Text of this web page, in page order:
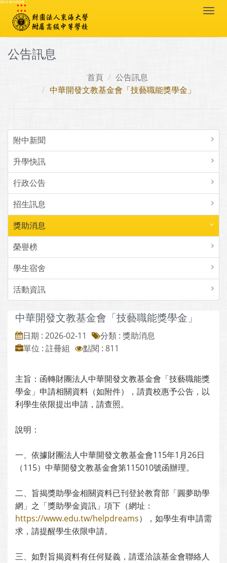
跳到主要內容區塊
:::
公告訊息
首頁
公告訊息
中華開發文教基金會「技藝職能獎學金」
附中新聞
升學快訊
行政公告
招生訊息
獎助消息
榮譽榜
學生宿舍
活動資訊
中華開發文教基金會「技藝職能獎學金」
日期 : 2026-02-11
分類 : 獎助消息
單位 : 註冊組
點閱 : 811
主旨：函轉財團法人中華開發文教基金會「技藝職能獎
學金」申請相關資料（如附件），請貴校惠予公告，以
利學生依限提出申請，請查照。
說明：
一、依據財團法人中華開發文教基金會115年1月26日
（115）中華開發文教基金會第115010號函辦理。
二、旨揭獎助學金相關資料已刊登於教育部「圓夢助學
網」之「獎助學金資訊」項下（網址：
https://www.edu.tw/helpdreams），如學生有申請需
求，請提醒學生依限申請。
三、如對旨揭資料有任何疑義，請逕洽該基金會聯絡人